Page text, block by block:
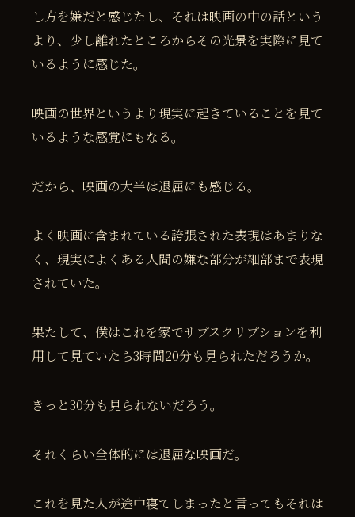
し方を嫌だと感じたし、それは映画の中の話という
より、少し離れたところからその光景を実際に見て
いるように感じた。
映画の世界というより現実に起きていることを見て
いるような感覚にもなる。
だから、映画の大半は退屈にも感じる。
よく映画に含まれている誇張された表現はあまりな
く、現実によくある人間の嫌な部分が細部まで表現
されていた。
果たして、僕はこれを家でサブスクリプションを利
用して見ていたら3時間20分も見られただろうか。
きっと30分も見られないだろう。
それくらい全体的には退屈な映画だ。
これを見た人が途中寝てしまったと言ってもそれは